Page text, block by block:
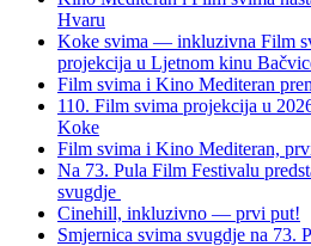
Hvaru
Koke svima — inkluzivna Film
projekcija u Ljetnom kinu
Film svima i Kino Mediteran
110. Film svima projekcija u
Koke
Film svima i Kino Mediteran,
Na 73. Pula Film Festivalu
svugdje
Cinehill, inkluzivno — prvi put!
Smjernica svima svugdje na 73.